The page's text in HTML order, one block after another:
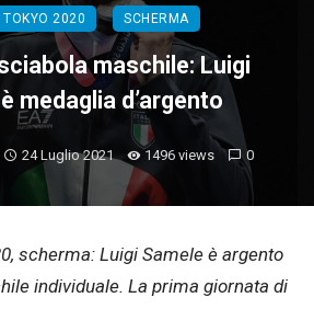
TOKYO 2020 SCHERMA
maschile: Luigi
medaglia d’argento
24 Luglio 2021 1496 views 0
scherma: Luigi Samele è argento
individuale. La prima giornata di